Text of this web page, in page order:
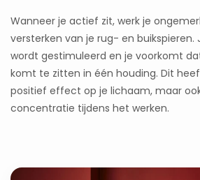
Wanneer je actief zit, werk je
versterken van je rug- en buikspieren.
wordt gestimuleerd en je voorkomt
komt te zitten in één houding. Dit
positief effect op je lichaam, maar
concentratie tijdens het werken.